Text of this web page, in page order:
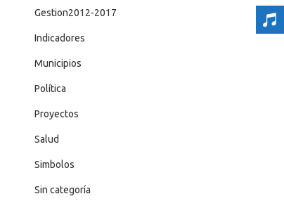
Gestion2012-2017
Indicadores
Municipios
Política
Proyectos
Salud
Simbolos
Sin categoría